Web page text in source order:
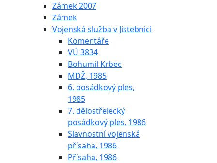
Zámek 2007
Zámek
Vojenská služba v Jistebnici
Komentáře
VÚ 3834
Bohumil Krbec
MDŽ, 1985
6. posádkový ples,
1985
7. dělostřelecký
posádkový ples, 1986
Slavnostní vojenská
přísaha, 1986
Přísaha, 1986